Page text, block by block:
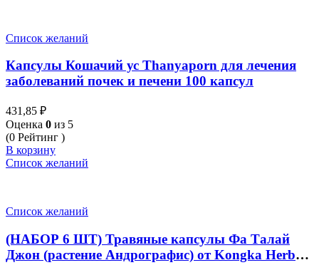
Список желаний
Капсулы Кошачий ус Thanyaporn для лечения
заболеваний почек и печени 100 капсул
431,85 ₽
Оценка 0 из 5
(0 Рейтинг )
В корзину
Список желаний
Список желаний
(НАБОР 6 ШТ) Травяные капсулы Фа Талай
Джон (растение Андрографис) от Kongka Herbs